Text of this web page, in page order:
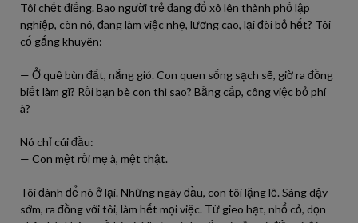
Tôi chết điếng. Bao người trẻ đang đổ xô lên thành phố lập
nghiệp, còn nó, đang làm việc nhẹ, lương cao, lại đòi bỏ hết? Tôi
cố gắng khuyên:
— Ở quê bùn đất, nắng gió. Con quen sống sạch sẽ, giờ ra đồng
biết làm gì? Rồi bạn bè con thì sao? Bằng cấp, công việc bỏ phí
à?
Nó chỉ cúi đầu:
— Con mệt rồi mẹ à, mệt thật.
Tôi đành để nó ở lại. Những ngày đầu, con tôi lặng lẽ. Sáng dậy
sớm, ra đồng với tôi, làm hết mọi việc. Từ gieo hạt, nhổ cỏ, dọn